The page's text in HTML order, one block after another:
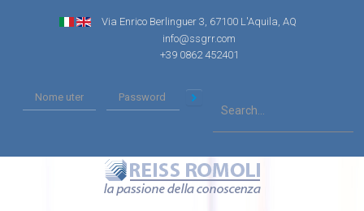
Via Enrico Berlinguer 3, 67100 L'Aquila, AQ
info@ssgrr.com
+39 0862 452401